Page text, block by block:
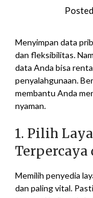
Menyimpan data
dan fleksibilitas.
data Anda bisa
penyalahgunaan.
membantu Anda
nyaman.
1. Pilih
Terpercaya
Memilih penyedia
dan paling vital.